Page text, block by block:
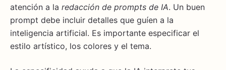
atención a la redacción de prompts de IA. Un buen
prompt debe incluir detalles que guíen a la
inteligencia artificial. Es importante especificar el
estilo artístico, los colores y el tema.